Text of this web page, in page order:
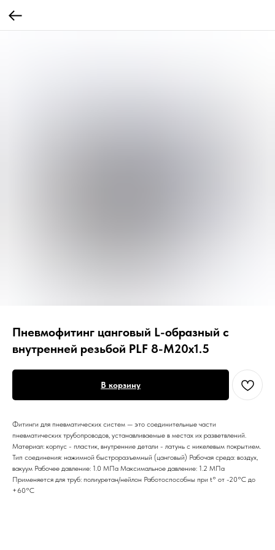
Пневмофитинг цанговый L-образный с
внутренней резьбой PLF 8-М20х1.5
В корзину
Фитинги для пневматических систем — это соединительные части
пневматических трубопроводов, устанавливаемые в местах их разветвлений.
Материал: корпус - пластик, внутренние детали - латунь с никелевым покрытием.
Тип соединения: нажимной быстроразъемный (цанговый) Рабочая среда: воздух,
вакуум Рабочее давление: 1.0 МПа Максимальное давление: 1.2 МПа
Применяется для труб: полиуретан/нейлон Работоспособны при t° от -20°С до
+60°С